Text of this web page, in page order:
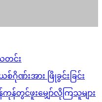
တင်း
စ်ဂိုဏ်းအား ဖြိုခွင်းခြင်း
ကုန်တွင်ဖူးမျှော်လိုကြသူများ